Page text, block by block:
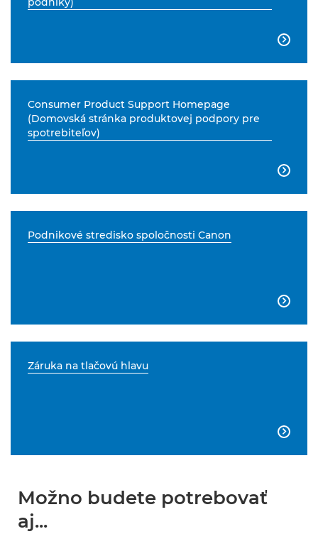

Consumer Product Support Homepage
(Domovská stránka produktovej podpory pre
spotrebiteľov)

Podnikové stredisko spoločnosti Canon

Záruka na tlačovú hlavu

Možno budete potrebovať
aj...